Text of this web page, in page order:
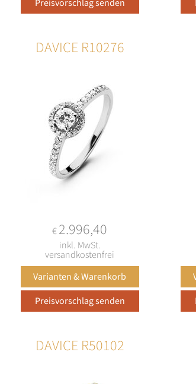
DAVICE R10276
€2.996,40
inkl. MwSt.
versandkostenfrei
DAVICE R50102